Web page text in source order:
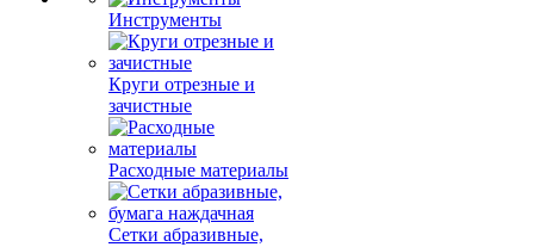
Инструменты
Круги отрезные и
зачистные
Расходные материалы
Сетки абразивные,